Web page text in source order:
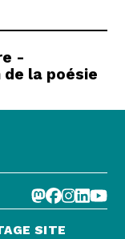
-
la poésie
SITE